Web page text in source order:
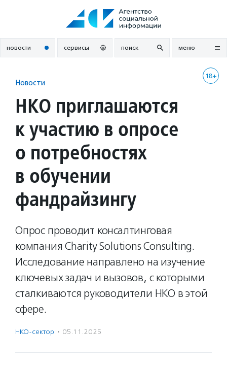
новости сервисы поиск меню
18+
Новости
НКО приглашаются
к участию в опросе
о потребностях
в обучении
фандрайзингу
Опрос проводит консалтинговая
компания Charity Solutions Consulting.
Исследование направлено на изучение
ключевых задач и вызовов, с которыми
сталкиваются руководители НКО в этой
сфере.
НКО-сектор · 05.11.2025